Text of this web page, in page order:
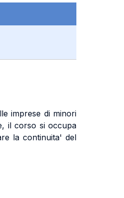
imprese di minori
il corso si occupa
la continuita' del